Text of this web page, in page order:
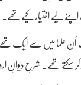
لیے اختیار کیے تھے۔
اُن علما میں سے ایک تھے
کر سکتے تھے۔ شرحِ